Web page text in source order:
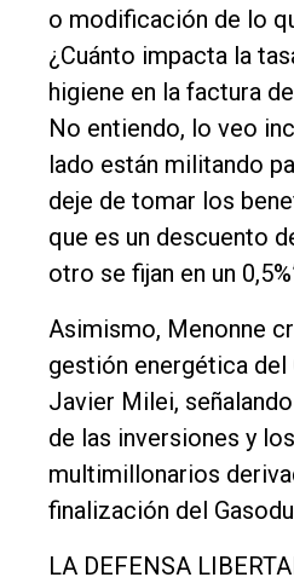
o modificación de lo
¿Cuánto impacta la
higiene en la factura
No entiendo, lo veo
lado están militando
deje de tomar los
que es un descuento
otro se fijan en un
Asimismo, Menonne
gestión energética del
Javier Milei,
de las inversiones y
multimillonarios
finalización del
LA DEFENSA